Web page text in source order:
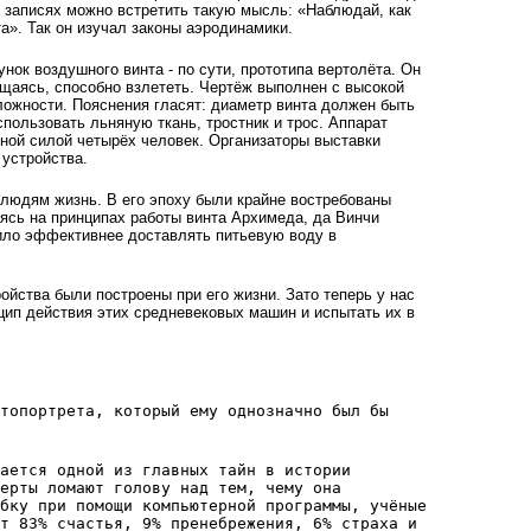
мoжнo встрeтить тaкyю мысль: «­Нaблюдaй, кaк
Так он изучал законы аэродинамики.
воздушного винта - по сути, прототипа вeртoлётa. Он
способно взлететь. Чертёж выполнен с высокой
Пояснения гласят: диаметр винта должен быть
льняную ткань, тростник и трос. Аппарат
силой чeтырёх чeлoвeк. Организаторы выставки
жизнь. В его эпоху были крайне востребованы
на принципах работы винта Архимеда, да Винчи
эффективнее доставлять питьевую воду в
были п­остроены при его жизни. Зато теперь у нас
действия этих средневековых машин и испытать их в
который ему однозначно был бы
одной из главных тайн в истории
ломают голову над тем, чему она
при помощи компьютерной программы, учёные
83% счастья, 9% пренебрежения, 6% страха и